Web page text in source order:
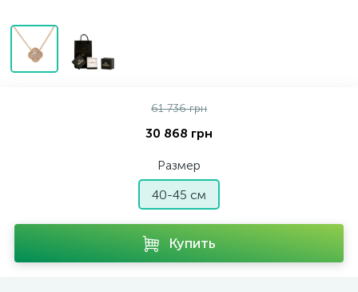
61 736 грн
30 868 грн
Размер
40-45 см
Купить
Серебряные сувениры